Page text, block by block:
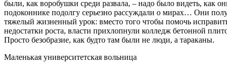
были, как воробушки среди развала, – надо было видеть, как
подоконнике подолгу серьезно рассуждали о мирах… Они
тяжелый жизненный урок: вместо того чтобы помочь
недостатки роста, власти прихлопнули колледж бетонной
Просто безобразие, как будто там были не люди, а тараканы.
Маленькая университетская вольница